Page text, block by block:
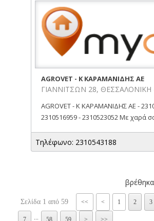
AGROVET - Κ ΚΑΡΑΜΑΝΙΔΗΣ ΑΕ
ΓΙΑΝΝΙΤΣΩΝ 28,
AGROVET - Κ ΚΑΡΑΜΑΝΙΔΗΣ ΑΕ -
2310516959 - 2310523052 Με χαρά
Τηλέφωνο: 2310543188
Σελίδα 1 από 59 << < 1 2 3
7 58 59 > >>